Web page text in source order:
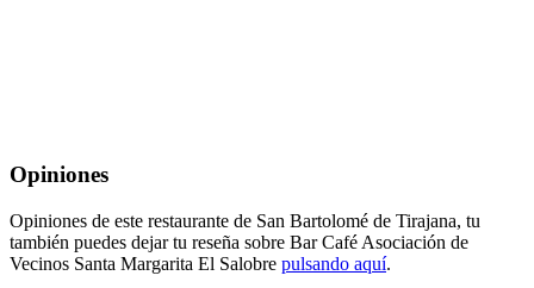
Opiniones
Opiniones de este restaurante de San Bartolomé de Tirajana, tu
también puedes dejar tu reseña sobre Bar Café Asociación de
Vecinos Santa Margarita El Salobre pulsando aquí.